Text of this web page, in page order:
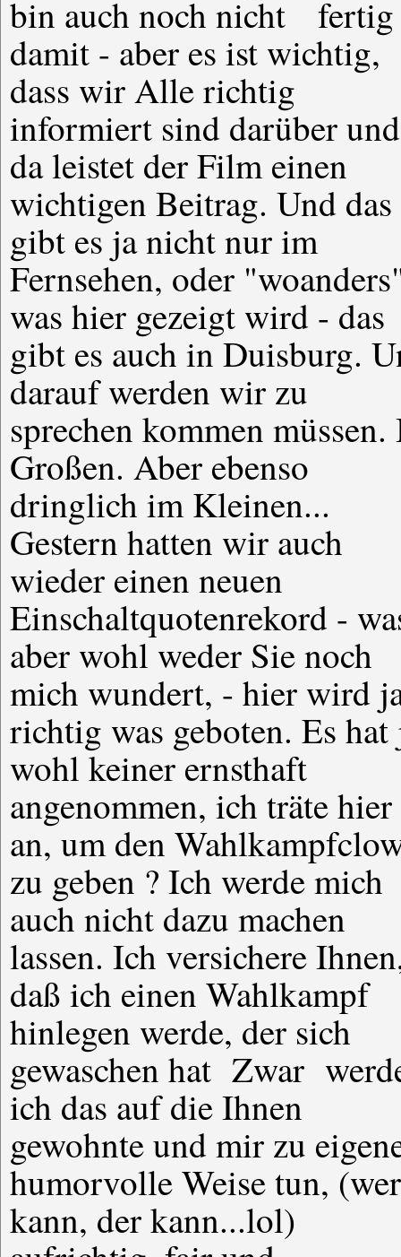
bin auch noch nicht fertig
damit - aber es ist wichtig,
dass wir Alle richtig
informiert sind darüber und
da leistet der Film einen
wichtigen Beitrag. Und das
gibt es ja nicht nur im
Fernsehen, oder
was hier gezeigt wird - das
gibt es auch in Duisburg.
darauf werden wir zu
sprechen kommen müssen.
Großen. Aber ebenso
dringlich im Kleinen...
Gestern hatten wir auch
wieder einen neuen
Einschaltquotenrekord -
aber wohl weder Sie noch
mich wundert, - hier wird
richtig was geboten. Es hat
wohl keiner ernsthaft
angenommen, ich träte hier
an, um den
zu geben ? Ich werde mich
auch nicht dazu machen
lassen. Ich versichere
daß ich einen Wahlkampf
hinlegen werde, der sich
gewaschen hat Zwar
ich das auf die Ihnen
gewohnte und mir zu
humorvolle Weise tun, (wer
kann, der kann...lol)
entscheiden. Und: Halten Sie
sich tapfer. Es wird bestimmt
nicht so schlimm sein, wie
Sie befürchten. Und Sie
müssen ja auch nicht die
ganzen nächsten Jahre an
einem Stehtisch verbringen.
Wird sein, wie früher
Muttern: Wer artig is, dä
kommt au ma auffen
lol. (und roll. aum Boden, vor
Lachen) ... (Der
wissen Sie, der Schalck. Ich
werd ihn einfach nich los.Is